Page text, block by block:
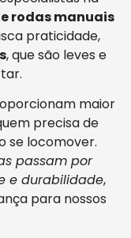
rodas manuais
praticidade,
, que são leves e
maior
precisa de
se locomover.
passam por
e durabilidade,
para nossos